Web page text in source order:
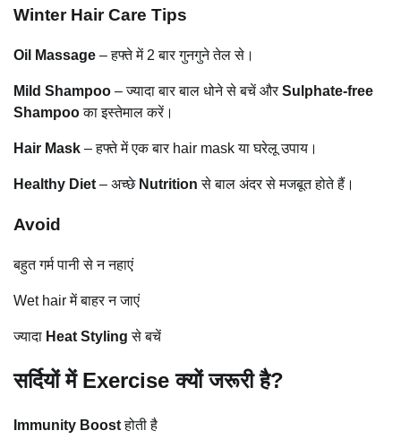
Winter Hair Care Tips
Oil Massage – हफ्ते में 2 बार गुनगुने तेल से।
Mild Shampoo – ज्यादा बार बाल धोने से बचें औरSulphate-free
Shampooका इस्तेमाल करें।
Hair Mask – हफ्ते में एक बार hair mask या घरेलू उपाय।
Healthy Diet – अच्छे Nutrition से बाल अंदर से मजबूत होते हैं।
Avoid
बहुत गर्म पानी से न नहाएं
Wet hair में बाहर न जाएं
ज्यादा Heat Styling से बचें
सर्दियों में Exercise क्यों जरूरी है?
Immunity Boostहोती है